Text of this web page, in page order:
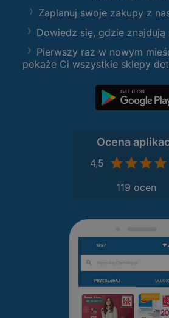
Zaplanuj swoje zakupy z
Dowiedz się, gdzie
Pierwszy raz w nowym
pokaże Ci wszystkie sklepy
Ocena
4,5
119 ocen